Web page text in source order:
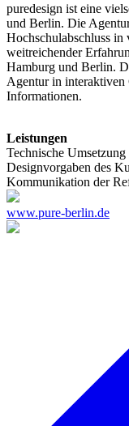
puredesign ist eine
und Berlin. Die
Hochschulabschluss
weitreichender
Hamburg und Berlin.
Agentur in interaktiven
Informationen.
Leistungen
Technische
Designvorgaben des
Kommunikation der
www.pure-berlin.de